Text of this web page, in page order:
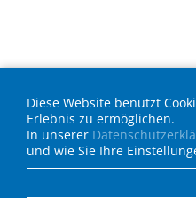
Diese Website benutzt
Erlebnis zu ermöglichen.
In unserer
und wie Sie Ihre